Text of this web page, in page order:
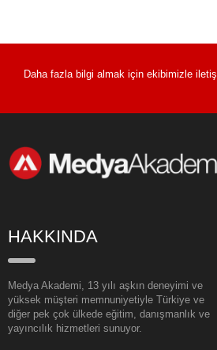
Daha fazla bilgi almak için ekibimizle
HAKKINDA
Medya Akademi, 13 yılı aşkın deneyimi ve
yüksek müşteri memnuniyetiyle Türkiye ve
diğer pek çok ülkede eğitim, danışmanlık ve
yayıncılık hizmetleri sunuyor.